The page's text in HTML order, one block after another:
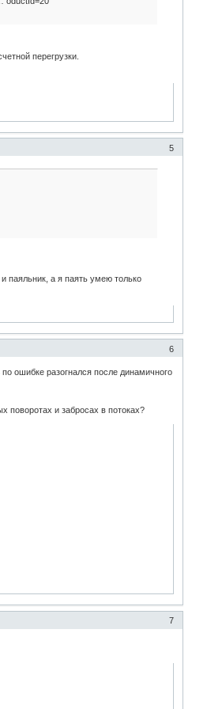
перегрузки.
5
паяльник, а я паять умею только
6
ошибке разогнался после динамичного
поворотах и забросах в потоках?
7